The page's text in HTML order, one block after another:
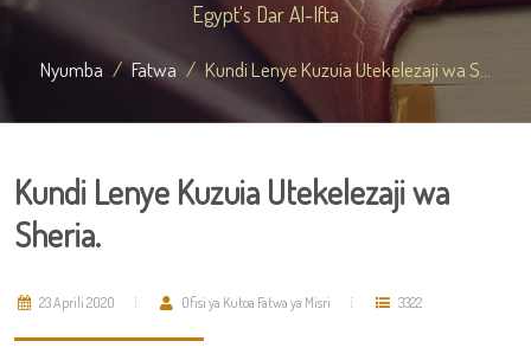
Egypt's Dar Al-Ifta
Nyumba Fatwa Kundi Lenye Kuzuia Utekelezaji wa S...
Kundi Lenye Kuzuia Utekelezaji wa
Sheria.
23 Aprili 2020 Ofisi ya Kutoa Fatwa ya Misri 3322